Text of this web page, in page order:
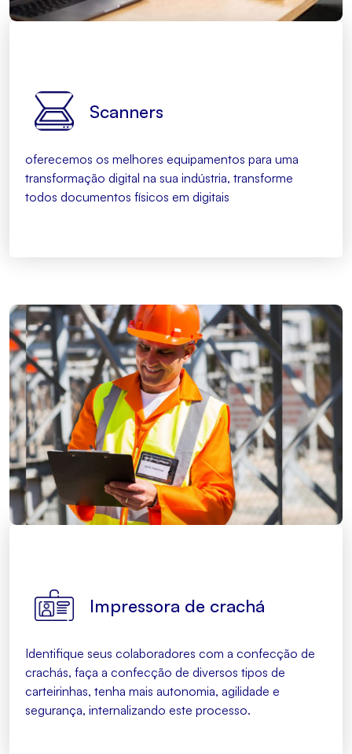
Scanners
oferecemos os melhores equipamentos para uma
transformação digital na sua indústria, transforme
todos documentos físicos em digitais
Impressora de crachá
Identifique seus colaboradores com a confecção de
crachás, faça a confecção de diversos tipos de
carteirinhas, tenha mais autonomia, agilidade e
segurança, internalizando este processo.